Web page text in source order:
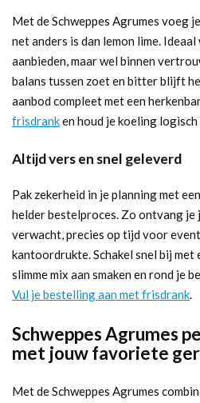
Met de Schweppes Agrumes voeg
net anders is dan lemon lime.
aanbieden, maar wel binnen
balans tussen zoet en bitter blijft
aanbod compleet met een
frisdranken houd je koeling
Altijd vers en snel geleverd
Pak zekerheid in je planning met
helder bestelproces. Zo ontvang je
verwacht, precies op tijd voor
kantoordrukte. Schakel snel bij
slimme mix aan smaken en rond je
Vul je bestelling aan met frisdrank.
Schweppes Agrumes
met jouw favoriete
Met de Schweppes Agrumes